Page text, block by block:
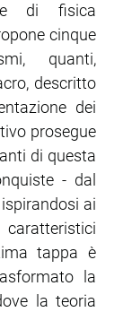
di fisica
cinque
quanti,
descritto
dei
prosegue
di questa
- dal
ai
tappa è
la
la teoria